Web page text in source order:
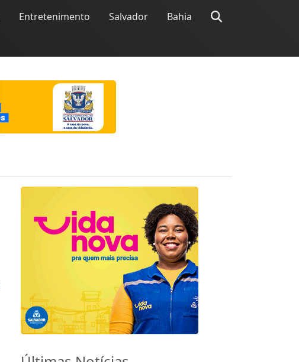
Entretenimento Salvador Bahia